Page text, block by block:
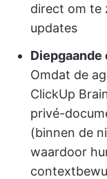
direct om te
updates
Omdat de
ClickUp
privé-
(binnen de
waardoor